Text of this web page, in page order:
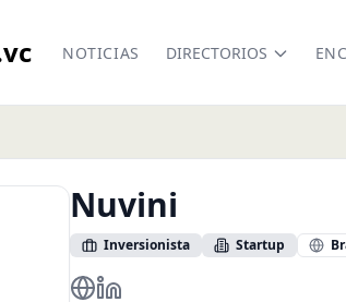
NOTICIAS DIRECTORIOS
Nuvini
Inversionista Startup
https://www.nuvini.co/
https://www.linkedin.com/